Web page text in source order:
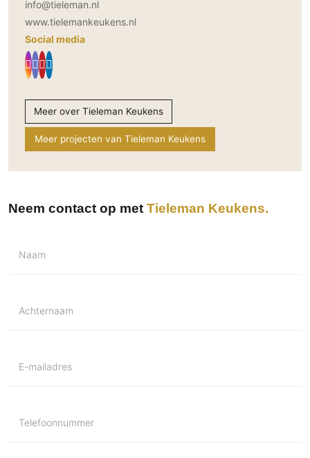
Binnenzwembaden
Wellness
info@tieleman.nl
www.tielemankeukens.nl
Social media
Meer over Tieleman Keukens
Meer projecten van Tieleman Keukens
Neem contact op met Tieleman Keukens
Naam
Achternaam
E-mailadres
Telefoonnummer